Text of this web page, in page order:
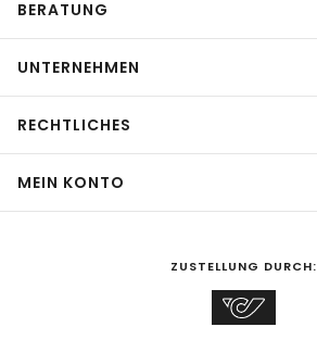
BERATUNG
UNTERNEHMEN
RECHTLICHES
MEIN KONTO
ZUSTELLUNG DURCH: